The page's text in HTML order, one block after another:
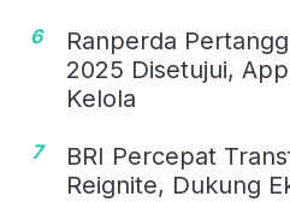
6
Ranperda
2025 Disetujui,
Kelola
7
BRI Percepat
Reignite, Dukung